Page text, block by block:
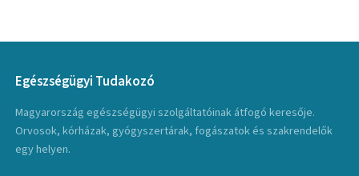
Egészségügyi Tudakozó
Magyarország egészségügyi szolgáltatóinak átfogó keresője.
Orvosok, kórházak, gyógyszertárak, fogászatok és szakrendelők
egy helyen.